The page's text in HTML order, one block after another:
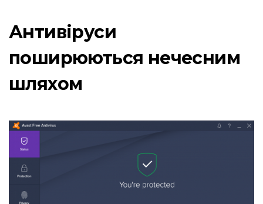
Антивіруси
поширюються нечесним
шляхом